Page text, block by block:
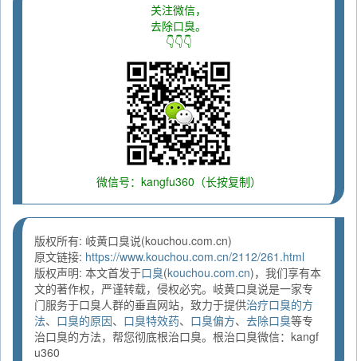
关注微信，
去除口臭。
👇👇👇
微信号：kangfu360（长按复制）
版权所有: 岐黄口臭说(kouchou.com.cn)
原文链接: https://www.kouchou.com.cn/2112/261.html
版权声明: 本文首发于口臭(kouchou.com.cn)，我们享有本
文的著作权，严谨转载，侵权必究。岐黄口臭说是一家专
门服务于口臭人群的垂直网站，致力于提供治疗口臭的方
法、 口臭的原因、 口臭特效药、 口臭偏方、 去除口臭等专
治口臭的方法，帮您彻底根治口臭。根治口臭微信：kangf
u360